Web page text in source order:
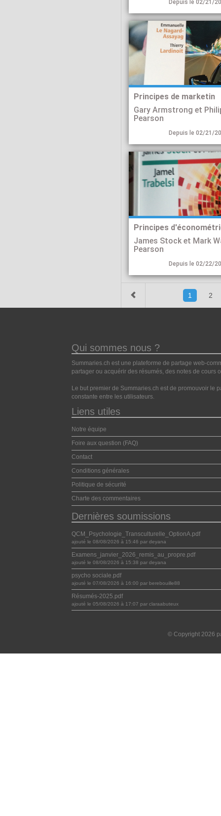
Depuis le 02/21/
Principes de marketin
Gary Armstrong et
Pearson
Depuis le 02/21/
Principes
James Stock et Mark
Pearson
Depuis le 02/22/
1 2
Qui sommes nous ?
Summaries.ch est une plateforme de partage web-
partager ou acquérir des résumés, des notes de cours
Le but premier de Summaries.ch est de promouvoir le
constante entre les utilisateurs.
Liens utiles
Notre équipe
Foire aux question (FAQ)
Contact
Conditions générales
Politique de sécurité
Charte des commentaires
Dernières soumissions
QCM_Psychologie_Transculturelle_OptionA.pdf
ajouté le 08/08/2026 à 15:46 par deyana
Examens_janvier_2026_remis_au_propre.pdf
ajouté le 08/08/2026 à 15:38 par deyana
psycho sociale.pdf
ajouté le 07/08/2026 à 16:00 par berebouille88
Résumés-2025.pdf
ajouté le 05/08/2026 à 17:07 par claraabuteux
© Copyright 2026